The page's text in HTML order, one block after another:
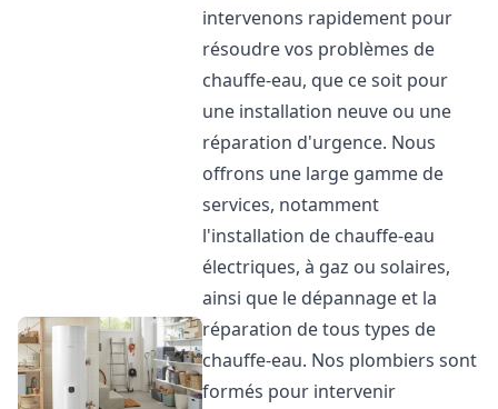
intervenons rapidement pour
résoudre vos problèmes de
chauffe-eau, que ce soit pour
une installation neuve ou une
réparation d'urgence. Nous
offrons une large gamme de
services, notamment
l'installation de chauffe-eau
électriques, à gaz ou solaires,
ainsi que le dépannage et la
réparation de tous types de
chauffe-eau. Nos plombiers sont
formés pour intervenir